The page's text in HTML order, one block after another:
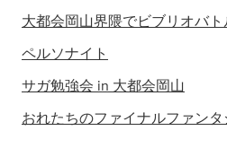
大都会岡山界隈でビブリオバ
ペルソナイト
サガ勉強会 in 大都会岡山
おれたちのファイナルファンタ